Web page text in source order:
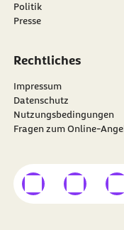
Politik
Presse
Rechtliches
Impressum
Datenschutz
Nutzungsbedingungen
Fragen zum Online-
Besuchen Sie die
externer Linkexterner